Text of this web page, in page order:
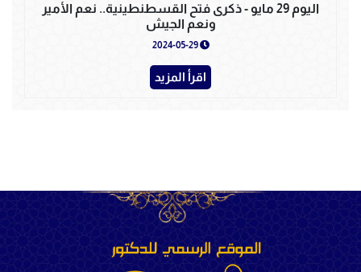
اليوم 29 مايو - ذكرى فتح القسطنطينية.. نعم الأمير
ونعم الجيش
2024-05-29
اقرأ المزيد